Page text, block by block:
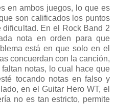
en ambos juegos, lo que es
son calificados los puntos
En el Rock Band 2
nota en orden para que
está en que solo en el
concuerdan con la canción,
notas, lo cual hace que
tocando notas en falso y
en el Guitar Hero WT, el
no es tan estricto, permite